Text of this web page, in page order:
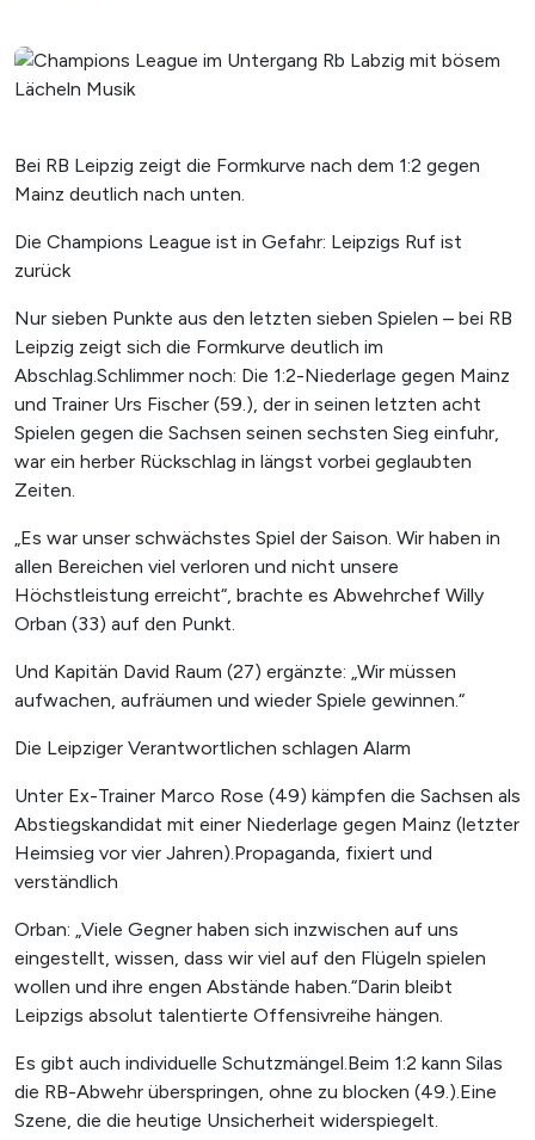
Bei RB Leipzig zeigt die Formkurve nach dem 1:2 gegen
Mainz deutlich nach unten.
Die Champions League ist in Gefahr: Leipzigs Ruf ist
zurück
Nur sieben Punkte aus den letzten sieben Spielen – bei RB
Leipzig zeigt sich die Formkurve deutlich im
Abschlag.Schlimmer noch: Die 1:2-Niederlage gegen Mainz
und Trainer Urs Fischer (59.), der in seinen letzten acht
Spielen gegen die Sachsen seinen sechsten Sieg einfuhr,
war ein herber Rückschlag in längst vorbei geglaubten
Zeiten.
„Es war unser schwächstes Spiel der Saison. Wir haben in
allen Bereichen viel verloren und nicht unsere
Höchstleistung erreicht“, brachte es Abwehrchef Willy
Orban (33) auf den Punkt.
Und Kapitän David Raum (27) ergänzte: „Wir müssen
aufwachen, aufräumen und wieder Spiele gewinnen.“
Die Leipziger Verantwortlichen schlagen Alarm
Unter Ex-Trainer Marco Rose (49) kämpfen die Sachsen als
Abstiegskandidat mit einer Niederlage gegen Mainz (letzter
Heimsieg vor vier Jahren).Propaganda, fixiert und
verständlich
Orban: „Viele Gegner haben sich inzwischen auf uns
eingestellt, wissen, dass wir viel auf den Flügeln spielen
wollen und ihre engen Abstände haben.“Darin bleibt
Leipzigs absolut talentierte Offensivreihe hängen.
Es gibt auch individuelle Schutzmängel.Beim 1:2 kann Silas
die RB-Abwehr überspringen, ohne zu blocken (49.).Eine
Szene, die die heutige Unsicherheit widerspiegelt.